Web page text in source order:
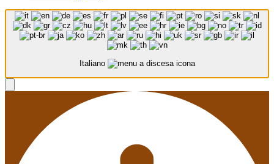
Italiano